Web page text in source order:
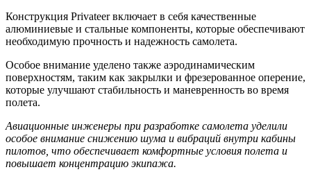
Конструкция Privateer включает в себя качественные
алюминиевые и стальные компоненты, которые обеспечивают
необходимую прочность и надежность самолета.
Особое внимание уделено также аэродинамическим
поверхностям, таким как закрылки и фрезерованное оперение,
которые улучшают стабильность и маневренность во время
полета.
Авиационные инженеры при разработке самолета уделили
особое внимание снижению шума и вибраций внутри кабины
пилотов, что обеспечивает комфортные условия полета и
повышает концентрацию экипажа.